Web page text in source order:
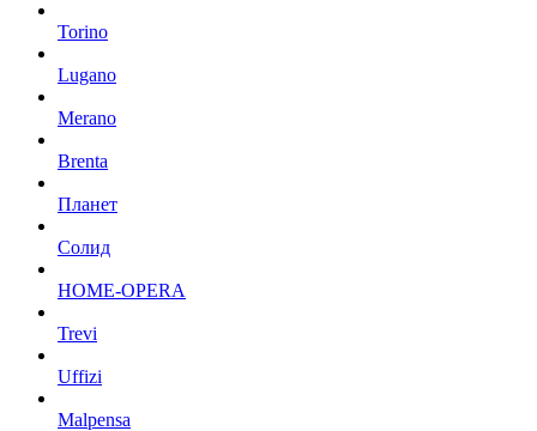
Torino
Lugano
Merano
Brenta
Планет
Солид
HOME-OPERA
Trevi
Uffizi
Malpensa